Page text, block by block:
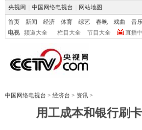
央视网 中国网络电视台 网站地图
首页 新闻 经济 体育 综艺 春晚 戏曲 音
电视
频道大全 栏目大全 节目大全 直播
中国网络电视台 > 经济台 > 资讯 >
用工成本和银行刷